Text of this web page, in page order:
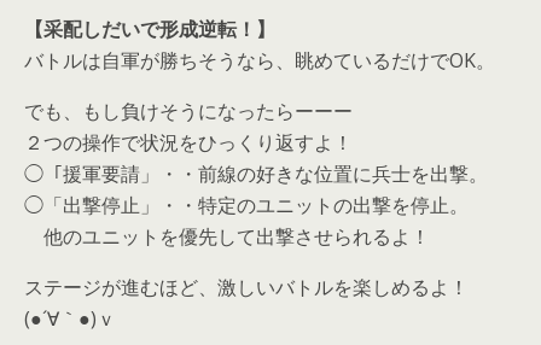
【采配しだいで形成逆転！】
バトルは自軍が勝ちそうなら、眺めているだけでOK。
でも、もし負けそうになったらーーー
２つの操作で状況をひっくり返すよ！
◯「援軍要請」・・前線の好きな位置に兵士を出撃。
◯「出撃停止」・・特定のユニットの出撃を停止。
他のユニットを優先して出撃させられるよ！
ステージが進むほど、激しいバトルを楽しめるよ！
(●´∀｀●)ｖ